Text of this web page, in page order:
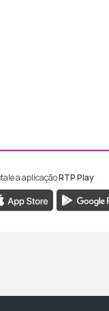
Madeira
Madeira
a aplicaçãoRTP Play